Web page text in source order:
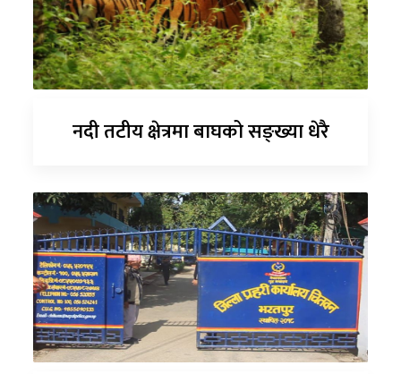
नदी तटीय क्षेत्रमा बाघको सङ्ख्या धेरै